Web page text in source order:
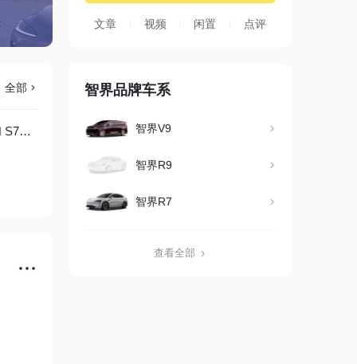
全部
今晚的智界品牌之夜，除了刘亦菲外，还有两款产品上市，分别是智界 R7 和 S7，属于是新增配置。
文章 视频 闲置 点评
智界品牌车系
智界V9
智界R9
智界R7
查看全部